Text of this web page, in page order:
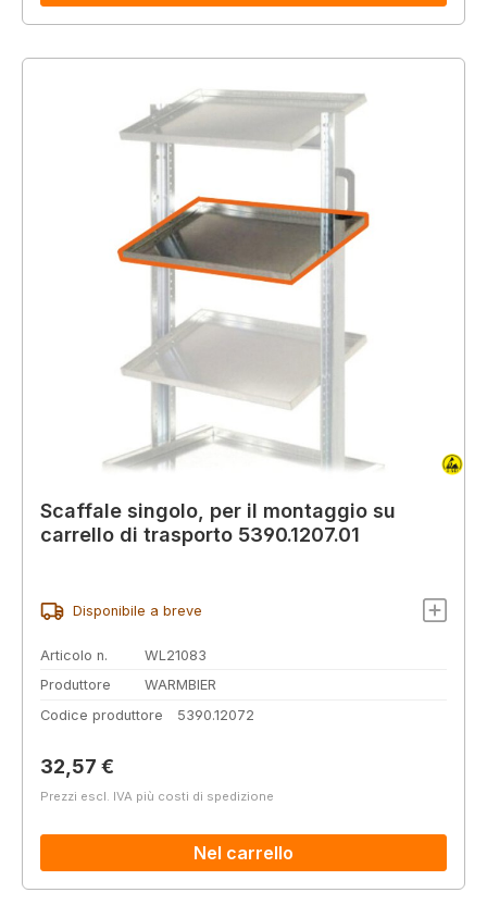
Scaffale singolo, per il montaggio su
carrello di trasporto 5390.1207.01
Disponibile a breve
Articolo n.
WL21083
Produttore
WARMBIER
Codice produttore
5390.12072
Prezzo normale:
32,57 €
Prezzi escl. IVA più costi di spedizione
Nel carrello